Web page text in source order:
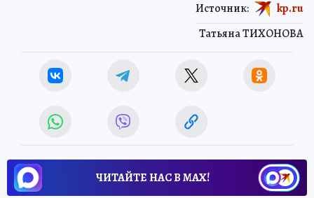
Татьяна ТИХОНОВА
Источник: kp.ru
ЧИТАЙТЕ НАС В МАХ!